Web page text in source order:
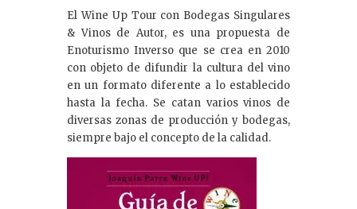
El Wine Up Tour con Bodegas Singulares
& Vinos de Autor, es una propuesta de
Enoturismo Inverso que se crea en 2010
con objeto de difundir la cultura del vino
en un formato diferente a lo establecido
hasta la fecha. Se catan varios vinos de
diversas zonas de producción y bodegas,
siempre bajo el concepto de la calidad.